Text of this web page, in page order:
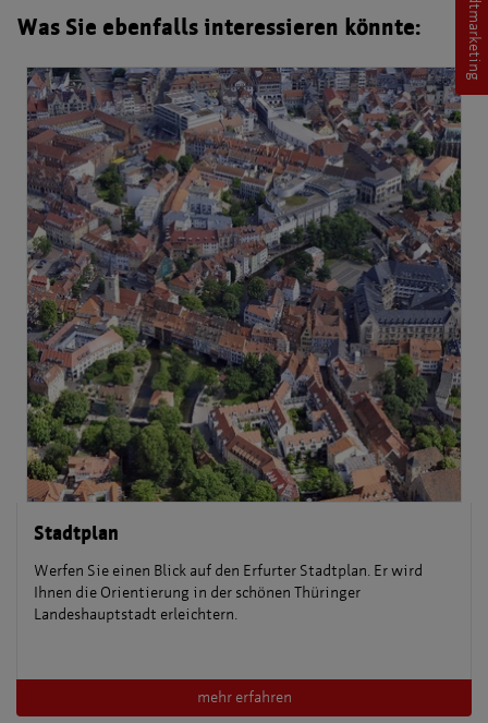
Was Sie ebenfalls interessieren könnte:
Stadtplan
Werfen Sie einen Blick auf den Erfurter Stadtplan. Er wird
Ihnen die Orientierung in der schönen Thüringer
Landeshauptstadt erleichtern.
mehr erfahren